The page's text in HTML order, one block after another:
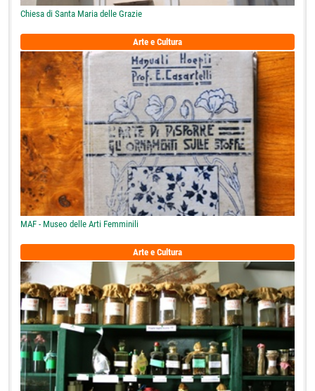
Chiesa di Santa Maria delle Grazie
Arte e Cultura
MAF - Museo delle Arti Femminili
Arte e Cultura